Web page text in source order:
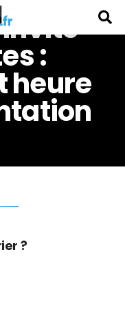
invite
:
heure
?